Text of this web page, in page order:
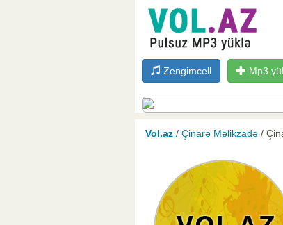
Zengimcell Mp3
Vol.az / Çinarə Məlikzadə /